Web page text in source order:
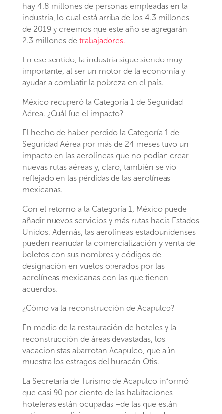
hay 4.8 millones de personas empleadas en la
industria, lo cual está arriba de los 4.3 millones
de 2019 y creemos que este año se agregarán
2.3 millones de trabajadores.
En ese sentido, la industria sigue siendo muy
importante, al ser un motor de la economía y
ayudar a combatir la pobreza en el país.
México recuperó la Categoría 1 de Seguridad
Aérea. ¿Cuál fue el impacto?
El hecho de haber perdido la Categoría 1 de
Seguridad Aérea por más de 24 meses tuvo un
impacto en las aerolíneas que no podían crear
nuevas rutas aéreas y, claro, también se vio
reflejado en las pérdidas de las aerolíneas
mexicanas.
Con el retorno a la Categoría 1, México puede
añadir nuevos servicios y más rutas hacia Estados
Unidos. Además, las aerolíneas estadounidenses
pueden reanudar la comercialización y venta de
boletos con sus nombres y códigos de
designación en vuelos operados por las
aerolíneas mexicanas con las que tienen
acuerdos.
¿Cómo va la reconstrucción de Acapulco?
En medio de la restauración de hoteles y la
reconstrucción de áreas devastadas, los
vacacionistas abarrotan Acapulco, que aún
muestra los estragos del huracán Otis.
La Secretaría de Turismo de Acapulco informó
que casi 90 por ciento de las habitaciones
hoteleras están ocupadas –de las que están